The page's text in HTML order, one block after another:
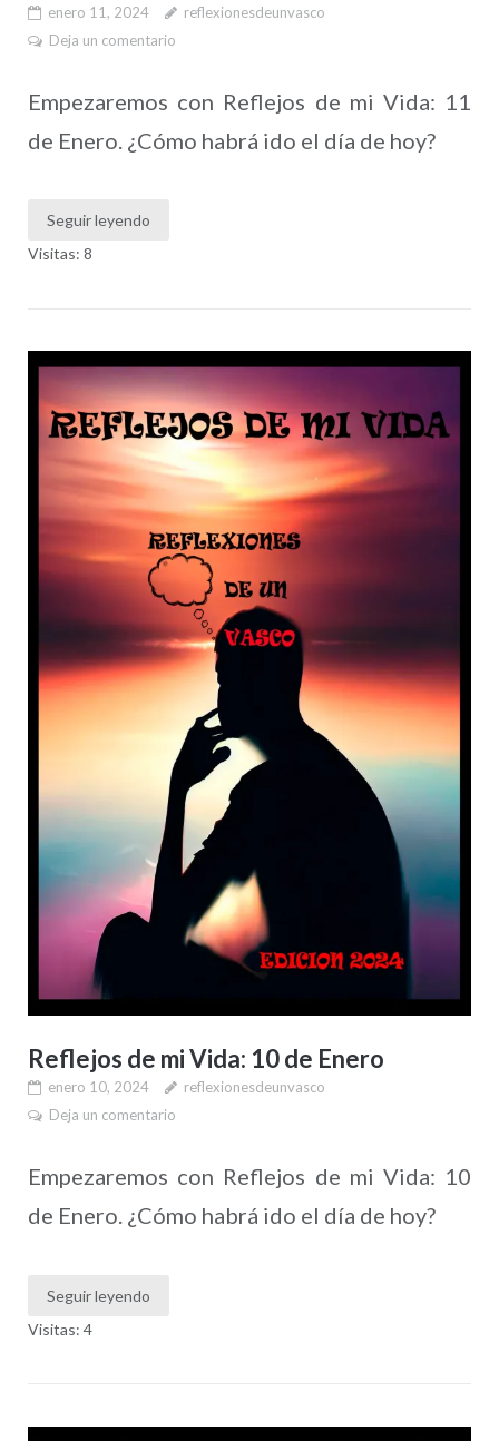
enero 11, 2024
reflexionesdeunvasco
Deja un comentario
Empezaremos con Reflejos de mi Vida: 11
de Enero. ¿Cómo habrá ido el día de hoy?
Seguir leyendo
Visitas: 8
Reflejos de mi Vida: 10 de Enero
enero 10, 2024
reflexionesdeunvasco
Deja un comentario
Empezaremos con Reflejos de mi Vida: 10
de Enero. ¿Cómo habrá ido el día de hoy?
Seguir leyendo
Visitas: 4